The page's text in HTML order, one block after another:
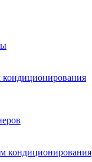
кондиционирования